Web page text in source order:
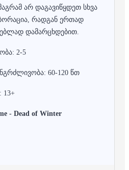
არ დაგავიწყდეთ სხვა
რადგან ერთად
დამარცხდებით.
2-5
60-120 წთ
13+
- Dead of Winter